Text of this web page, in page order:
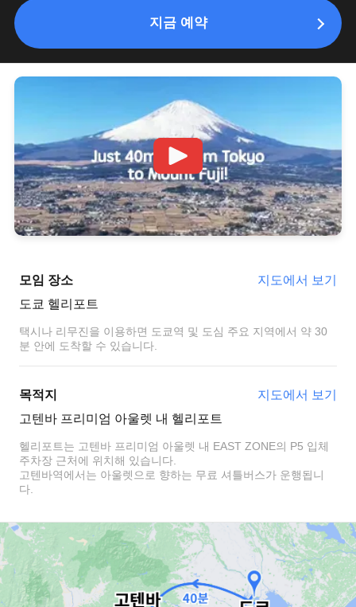
지금 예약
모임 장소
지도에서 보기
도쿄 헬리포트
택시나 리무진을 이용하면 도쿄역 및 도심 주요 지역에서 약 30
분 안에 도착할 수 있습니다.
목적지
지도에서 보기
고텐바 프리미엄 아울렛 내 헬리포트
헬리포트는 고텐바 프리미엄 아울렛 내 EAST ZONE의 P5 입체
주차장 근처에 위치해 있습니다.
고텐바역에서는 아울렛으로 향하는 무료 셔틀버스가 운행됩니
다.